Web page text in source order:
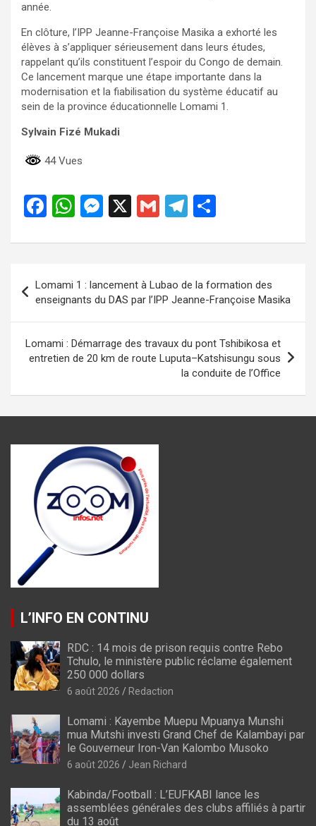
année.
En clôture, l’IPP Jeanne-Françoise Masika a exhorté les
élèves à s’appliquer sérieusement dans leurs études,
rappelant qu’ils constituent l’espoir du Congo de demain.
Ce lancement marque une étape importante dans la
modernisation et la fiabilisation du système éducatif au
sein de la province éducationnelle Lomami 1.
Sylvain Fizé Mukadi
44 Vues
F
ce
o
o
k
W
at
s
A
p
p
M
se
g
er
X
G
ail
T
e
gr
a
m
ta
er
de
l’article
Lomami 1 : lancement à Lubao de la formation des
enseignants du DAS par l’IPP Jeanne-Françoise Masika
Lomami : Démarrage des travaux du pont Tshibikosa et
entretien de 20 km de route Luputa–Katshisungu sous
la conduite de l’Office
L’INFO EN CONTINU
RDC : 14 mois de prison requis contre Rebo
Tchulo, le ministère public réclame également
250 000 dollars
6 août 2026 Redaction
Lomami : Kayembe Muepu Mpuanya Munshi
mua Mutshi investi Grand Chef de Kalambayi par
le Gouverneur Iron-Van Kalombo Musoko
6 août 2026 Jean Richard
Kabinda/Football : L’EUFKABI lance les
assemblées générales des clubs affiliés à partir
du 13 août